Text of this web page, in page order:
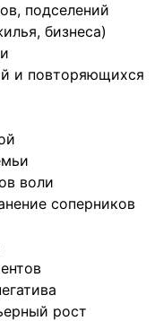
подселений
бизнеса)
и повторяющихся
воли
соперников
рост